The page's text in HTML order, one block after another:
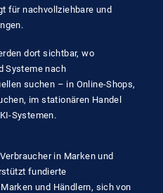
für nachvollziehbare und
dort sichtbar, wo
Systeme nach
suchen – in Online-Shops,
im stationären Handel
Systemen.
in Marken und
fundierte
und Händlern, sich von